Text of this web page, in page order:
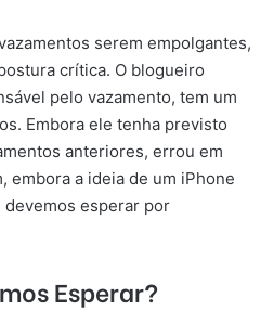
serem empolgantes,
crítica. O blogueiro
pelo vazamento, tem um
Embora ele tenha previsto
anteriores, errou em
embora a ideia de um iPhone
devemos esperar por
Esperar?